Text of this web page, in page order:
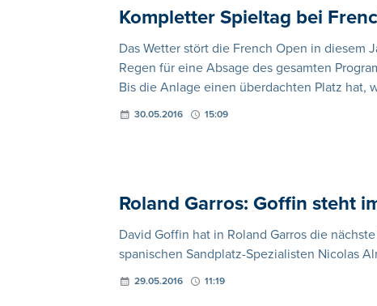
Kompletter Spieltag bei
Das Wetter stört die French Open in diesem
Regen für eine Absage des gesamten
Bis die Anlage einen überdachten Platz hat,
30.05.2016 15:09
Roland Garros: Goffin steht
David Goffin hat in Roland Garros die
spanischen Sandplatz-Spezialisten Nicolas
29.05.2016 11:19